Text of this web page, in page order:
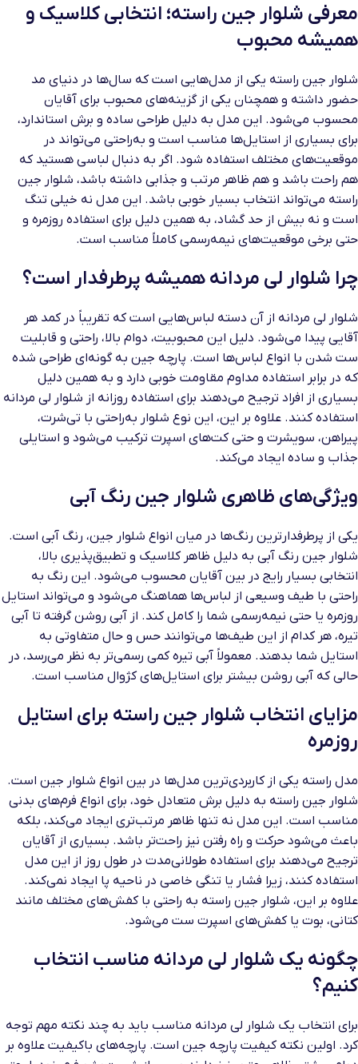
معرفی شلوار جین راسته؛ انتخابی کلاسیک و
همیشه محبوب
شلوار جین راسته یکی از مدل‌هایی است که سال‌ها در دنیای مد
حضور داشته و همچنان یکی از گزینه‌های محبوب برای آقایان
محسوب می‌شود. این مدل به دلیل طراحی ساده و برش استاندارد،
برای بسیاری از استایل‌ها مناسب است و به‌راحتی می‌تواند در
موقعیت‌های مختلف استفاده شود. اگر به دنبال لباسی هستید که
هم راحت باشد و هم ظاهر مرتب و جذابی داشته باشد، شلوار جین
راسته می‌تواند انتخاب بسیار خوبی باشد. این مدل نه خیلی تنگ
است و نه بیش از حد گشاد، به همین دلیل برای استفاده روزمره و
حتی برخی موقعیت‌های نیمه‌رسمی کاملاً مناسب است.
چرا شلوار لی مردانه همیشه پرطرفدار است؟
شلوار لی مردانه از آن دسته لباس‌هایی است که تقریباً در کمد هر
آقایی پیدا می‌شود. دلیل این محبوبیت، دوام بالا، راحتی و قابلیت
ست شدن با انواع لباس‌ها است. پارچه جین به گونه‌ای طراحی شده
که در برابر استفاده مداوم مقاومت خوبی دارد و به همین دلیل
بسیاری از افراد ترجیح می‌دهند برای استفاده روزانه از شلوار لی مردانه
استفاده کنند. علاوه بر این، این نوع شلوار به‌راحتی با تی‌شرت،
پیراهن، سویشرت و حتی کت‌های اسپرت ترکیب می‌شود و استایلی
جذاب و ساده ایجاد می‌کند.
ویژگی‌های ظاهری شلوار جین رنگ آبی
یکی از پرطرفدارترین رنگ‌ها در میان انواع شلوار جین، رنگ آبی است.
شلوار جین رنگ آبی به دلیل ظاهر کلاسیک و تطبیق‌پذیری بالا،
انتخابی بسیار رایج در بین آقایان محسوب می‌شود. این رنگ به
راحتی با طیف وسیعی از لباس‌ها هماهنگ می‌شود و می‌تواند استایل
روزمره یا حتی نیمه‌رسمی شما را کامل کند. از آبی روشن گرفته تا آبی
تیره، هر کدام از این طیف‌ها می‌توانند حس و حال متفاوتی به
استایل شما بدهند. معمولاً آبی تیره کمی رسمی‌تر به نظر می‌رسد، در
حالی که آبی روشن بیشتر برای استایل‌های کژوال مناسب است.
مزایای انتخاب شلوار جین راسته برای استایل
روزمره
مدل راسته یکی از کاربردی‌ترین مدل‌ها در بین انواع شلوار جین است.
شلوار جین راسته به دلیل برش متعادل خود، برای انواع فرم‌های بدنی
مناسب است. این مدل نه تنها ظاهر مرتب‌تری ایجاد می‌کند، بلکه
باعث می‌شود حرکت و راه رفتن نیز راحت‌تر باشد. بسیاری از آقایان
ترجیح می‌دهند برای استفاده طولانی‌مدت در طول روز از این مدل
استفاده کنند، زیرا فشار یا تنگی خاصی در ناحیه پا ایجاد نمی‌کند.
علاوه بر این، شلوار جین راسته به راحتی با کفش‌های مختلف مانند
کتانی، بوت یا کفش‌های اسپرت ست می‌شود.
چگونه یک شلوار لی مردانه مناسب انتخاب
کنیم؟
برای انتخاب یک شلوار لی مردانه مناسب باید به چند نکته مهم توجه
کرد. اولین نکته کیفیت پارچه جین است. پارچه‌های باکیفیت علاوه بر